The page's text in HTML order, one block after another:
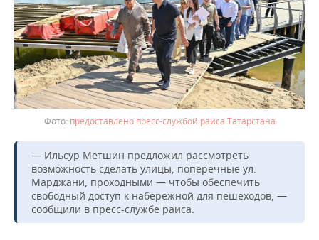
предоставлено пресс-службой раиса Татарстана
— Ильсур Метшин предложил рассмотреть
возможность сделать улицы, поперечные ул.
Марджани, проходными — чтобы обеспечить
свободный доступ к набережной для пешеходов, —
сообщили в пресс-службе раиса.